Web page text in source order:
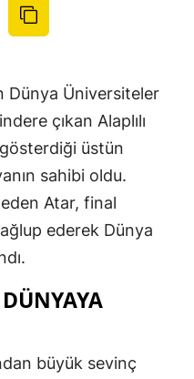
Dünya Üniversiteler
çıkan Alaplılı
üstün
sahibi oldu.
Atar, final
ederek Dünya
büyük sevinç